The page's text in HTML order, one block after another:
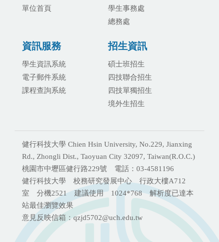
單位首頁
學生事務處
總務處
資訊服務
學生資訊系統
電子郵件系統
課程查詢系統
招生資訊
碩士班招生
四技聯合招生
四技單獨招生
境外生招生
健行科技大學 Chien Hsin University, No.229, Jianxing
Rd., Zhongli Dist., Taoyuan City 32097, Taiwan(R.O.C.)
桃園市中壢區健行路229號 電話：03-4581196
健行科技大學 校務研究發展中心 行政大樓A712
室 分機2521 建議使用 1024*768 解析度已達本
站最佳瀏覽效果
意見反映信箱：qzjd5702@uch.edu.tw